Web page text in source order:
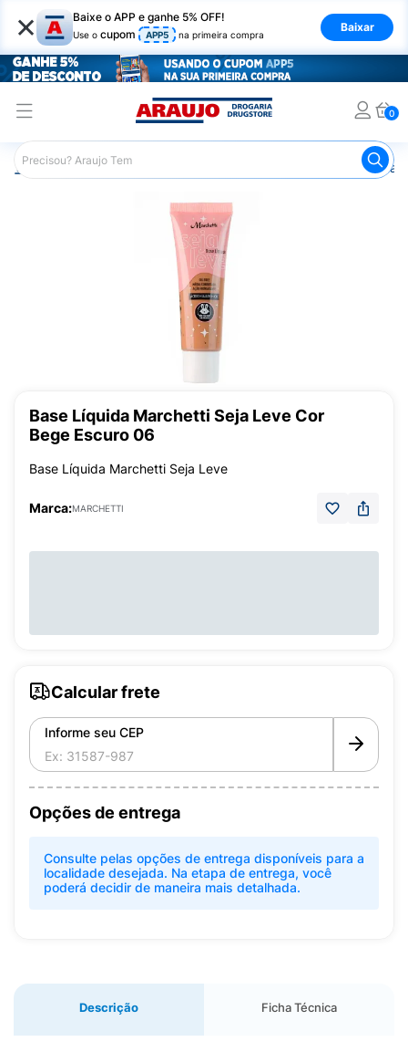
× Baixe o APP e ganhe 5% OFF!
Use o cupom APP5 na primeira compra
Baixar
0
Araujo Maquiagem Base Líquida
Base Líquida Marchetti Seja Leve Cor
Bege Escuro 06
Base Líquida Marchetti Seja Leve
Marca:MARCHETTI
Calcular frete
Informe seu CEP
Opções de entrega
Consulte pelas opções de entrega disponíveis para a
localidade desejada. Na etapa de entrega, você
poderá decidir de maneira mais detalhada.
Descrição Ficha Técnica